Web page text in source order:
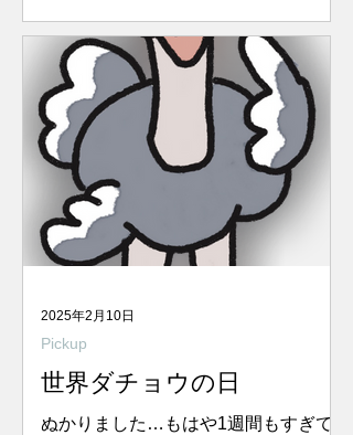
ナダでは、国民的な行事として
「Groundhog Day（グラウンドホッ
グ・デー）」と呼ばれています。 ...
世界ダチョウの日
ぬかりました…もはや1週間もすぎて
Pickup
2025年2月10日